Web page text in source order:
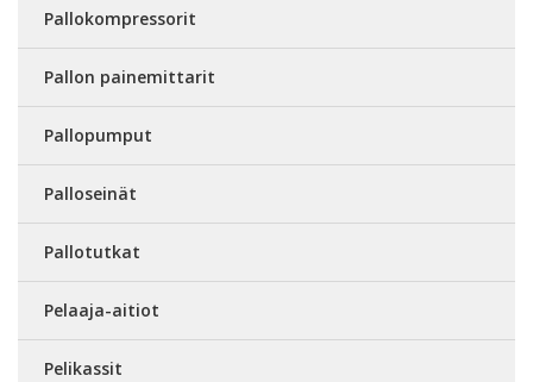
Pallokompressorit
Pallon painemittarit
Pallopumput
Palloseinät
Pallotutkat
Pelaaja-aitiot
Pelikassit